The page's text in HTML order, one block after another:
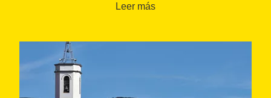
marítima, pasando por la capilla del Carmen y la
con Caldes, caminando por el paseo de Anglesos,
admirando el
de los baños de mar frente al parque Joan Maragall.
El tramo final del itinerario vuelve a tomar dirección
Leer más